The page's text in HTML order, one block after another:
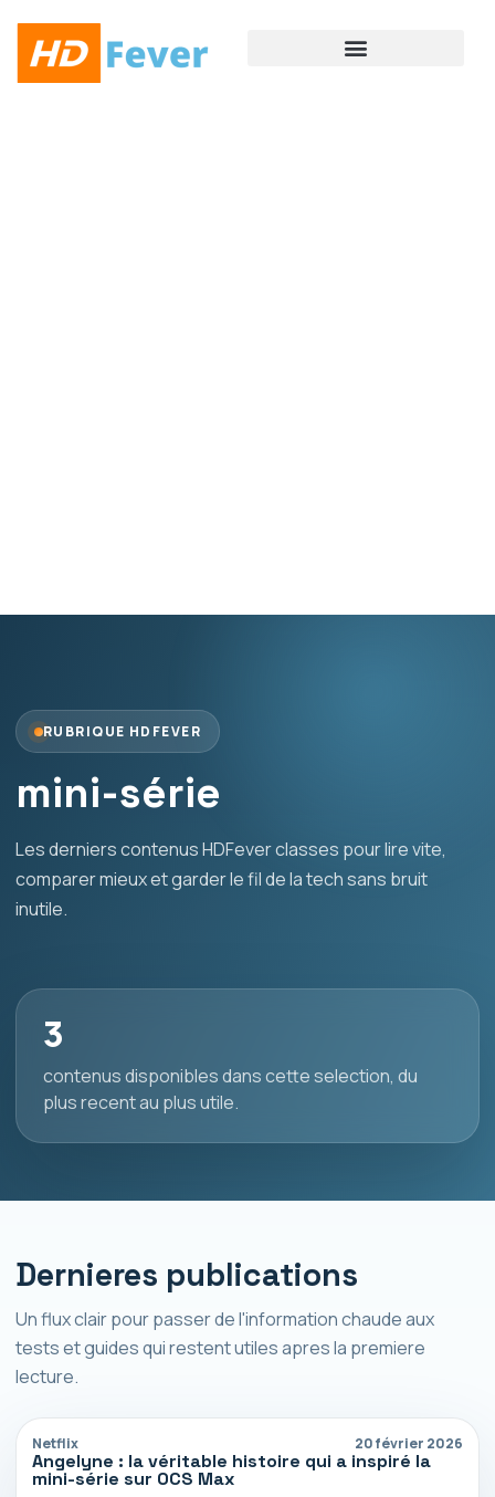
RUBRIQUE HDFEVER
mini-série
Les derniers contenus HDFever classes pour lire vite,
comparer mieux et garder le fil de la tech sans bruit
inutile.
3
contenus disponibles dans cette selection, du
plus recent au plus utile.
Dernieres publications
Un flux clair pour passer de l'information chaude aux
tests et guides qui restent utiles apres la premiere
lecture.
Netflix 20 février 2026
Angelyne : la véritable histoire qui a inspiré la
mini-série sur OCS Max